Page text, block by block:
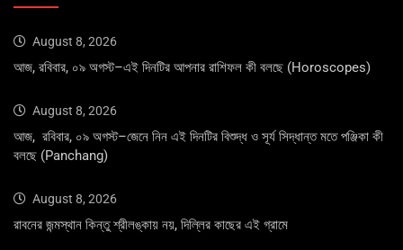
August 8, 2026
আজ, রবিবার, ০৯ অগস্ট–এই দিনটির আপনার রাশিফল কী বলছে (Horoscopes)
August 8, 2026
আজ, রবিবার, ০৯ অগস্ট–জেনে নিন এই দিনটির বিশুদ্ধ ও সূর্য সিদ্ধান্ত মতে পঞ্জিকা কী
বলছে (Panchang)
August 8, 2026
রাবনের জন্মস্থান কিন্তু শ্রীলঙ্কায় নয়, দিল্লির কাছের এই গ্রামে